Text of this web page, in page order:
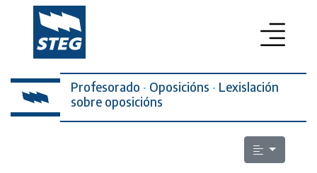
PROFESORADO
SECRETARÍA DA MULLER
Profesorado · Oposicións · Lexislación
sobre oposicións